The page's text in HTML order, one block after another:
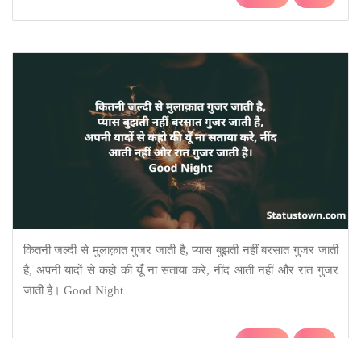
कितनी जल्दी से मुलाक़ात गुजर जाती है, प्यास बुझती नहीं बरसात गुजर जाती
है, अपनी यादों से कहो की यूँ ना सताया करे, नींद आती नहीं और रात गुजर
जाती है। Good Night